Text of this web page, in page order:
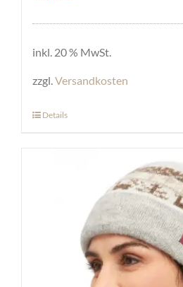
inkl. 20 % MwSt.
zzgl. Versandkosten
Details